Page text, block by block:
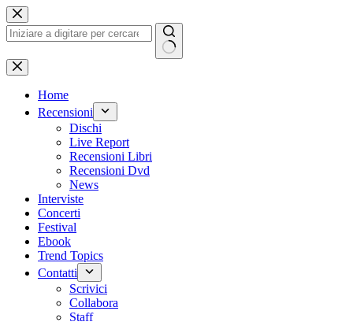
Salta
al
contenuto
Nessun
risultato
Home
Recensioni
Dischi
Live Report
Recensioni Libri
Recensioni Dvd
News
Interviste
Concerti
Festival
Ebook
Trend Topics
Contatti
Scrivici
Collabora
Staff